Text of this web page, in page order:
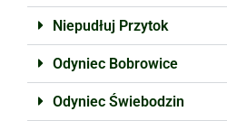
Niepudłuj Przytok
Odyniec Bobrowice
Odyniec Świebodzin